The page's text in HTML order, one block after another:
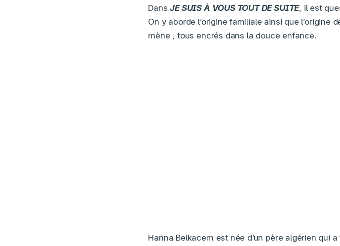
DansJE SUIS À VOUS TOUT DE SUITE, il est
On y aborde l’origine familiale ainsi que l’origine
mène , tous encrés dans la douce enfance.
Hanna Belkacem est née d’un père algérien qui